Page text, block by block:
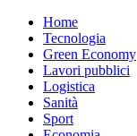
Home
Tecnologia
Green Economy
Lavori pubblici
Logistica
Sanità
Sport